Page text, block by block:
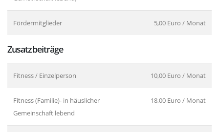
Fördermitglieder 5,00 Euro / Monat
Zusatzbeiträge
Fitness / Einzelperson 10,00 Euro / Monat
Fitness (Familie)- in häuslicher
Gemeinschaft lebend
18,00 Euro / Monat